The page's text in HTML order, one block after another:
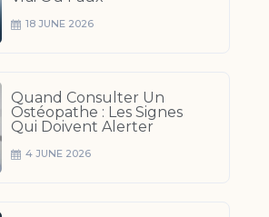
18 JUNE 2026
Quand Consulter Un
Ostéopathe : Les Signes
Qui Doivent Alerter
4 JUNE 2026